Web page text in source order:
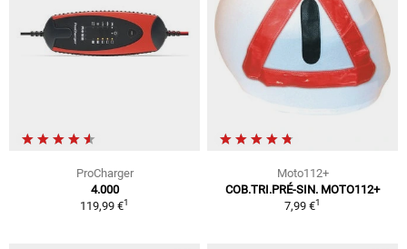
ProCharger
4.000
119,99 €1
Moto112+
COB.TRI.PRÉ-SIN. MOTO112+
7,99 €1